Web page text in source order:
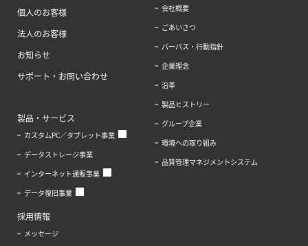
個人のお客様
法人のお客様
お知らせ
サポート・お問い合わせ
製品・サービス
カスタムPC／タブレット事業
データストレージ事業
インターネット通販事業
データ復旧事業
会社概要
ごあいさつ
パーパス・行動指針
企業理念
沿革
製品ヒストリー
グループ企業
環境への取り組み
品質管理マネジメントシステム
採用情報
メッセージ